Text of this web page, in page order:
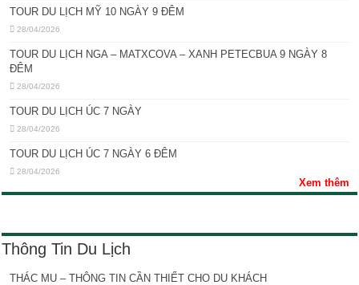
TOUR DU LỊCH MỸ 10 NGÀY 9 ĐÊM
28/04/2026
TOUR DU LỊCH NGA – MATXCOVA – XANH PETECBUA 9 NGÀY 8
ĐÊM
28/04/2026
TOUR DU LỊCH ÚC 7 NGÀY
28/04/2026
TOUR DU LỊCH ÚC 7 NGÀY 6 ĐÊM
28/04/2026
Xem thêm
Thông Tin Du Lịch
THÁC MU – THÔNG TIN CẦN THIẾT CHO DU KHÁCH